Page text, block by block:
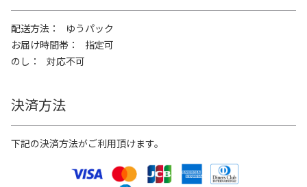
配送方法
ゆうパック
お届け時間帯
指定可
のし
対応不可
決済方法
下記の決済方法がご利用頂けます。